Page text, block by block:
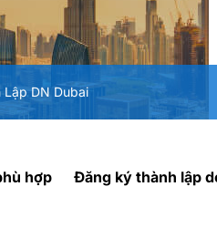
Lập DN Dubai
hợp Đăng ký thành lập